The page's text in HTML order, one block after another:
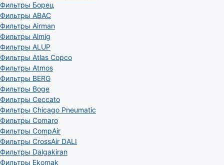
Фильтры Борец
Фильтры ABAC
Фильтры Airman
Фильтры Almig
Фильтры ALUP
Фильтры Atlas Copco
Фильтры Atmos
Фильтры BERG
Фильтры Boge
Фильтры Ceccato
Фильтры Chicago Pneumatic
Фильтры Comaro
Фильтры CompAir
Фильтры CrossAir DALI
Фильтры Dalgakiran
Фильтры Ekomak